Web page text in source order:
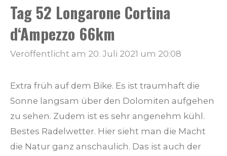
Tag 52 Longarone Cortina
d‘Ampezzo 66km
Veröffentlicht am 20. Juli 2021 um 20:08
Extra früh auf dem Bike. Es ist traumhaft die
Sonne langsam über den Dolomiten aufgehen
zu sehen. Zudem ist es sehr angenehm kühl.
Bestes Radelwetter. Hier sieht man die Macht
die Natur ganz anschaulich. Das ist auch der